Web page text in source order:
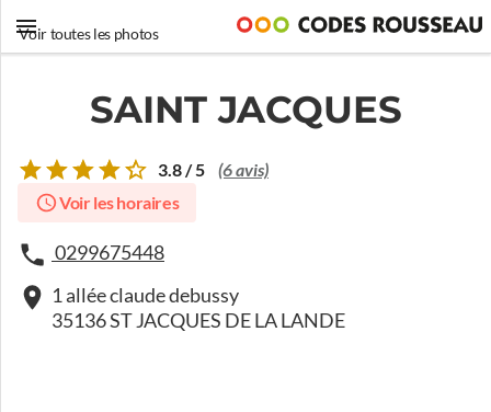
Voir toutes les photos
SAINT JACQUES
3.8 / 5 (6 avis)
Voir les horaires
0299675448
1 allée claude debussy
35136 ST JACQUES DE LA LANDE